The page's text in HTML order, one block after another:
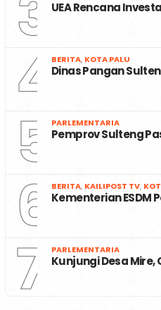
3 UEA Rencana
4 BERITA, KOTA PALU
Dinas Pangan
5 PARLEMENTARIA
Pemprov Sulteng
6 BERITA, KAILIPOST TV,
Kementerian ESDM
7 PARLEMENTARIA
Kunjungi Desa